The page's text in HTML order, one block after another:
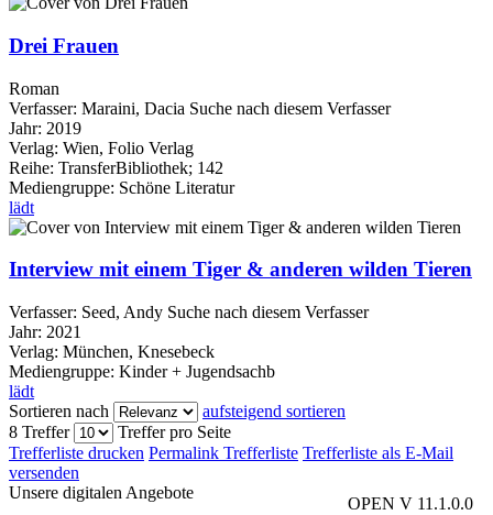
Drei Frauen
Roman
Verfasser: Maraini, Dacia Suche nach diesem Verfasser
Jahr: 2019
Verlag: Wien, Folio Verlag
Reihe: TransferBibliothek; 142
Mediengruppe: Schöne Literatur
lädt
Interview mit einem Tiger & anderen wilden Tieren
Verfasser: Seed, Andy Suche nach diesem Verfasser
Jahr: 2021
Verlag: München, Knesebeck
Mediengruppe: Kinder + Jugendsachb
lädt
Sortieren nach
aufsteigend sortieren
8 Treffer
Treffer pro Seite
Trefferliste drucken Permalink Trefferliste Trefferliste als E-Mail
versenden
OPEN V 11.1.0.0
Unsere digitalen Angebote